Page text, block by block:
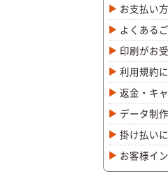
お支払い
よくある
印刷がお
利用規約
返金・キ
データ制
掛け払い
お客様イ